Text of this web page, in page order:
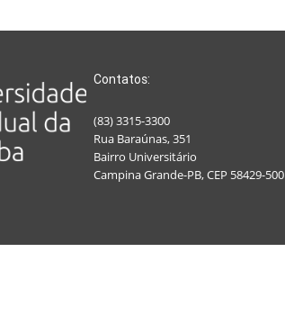
Contatos:
(83) 3315-3300
Rua Baraúnas, 351
Bairro Universitário
Campina Grande-PB, CEP 58429-500